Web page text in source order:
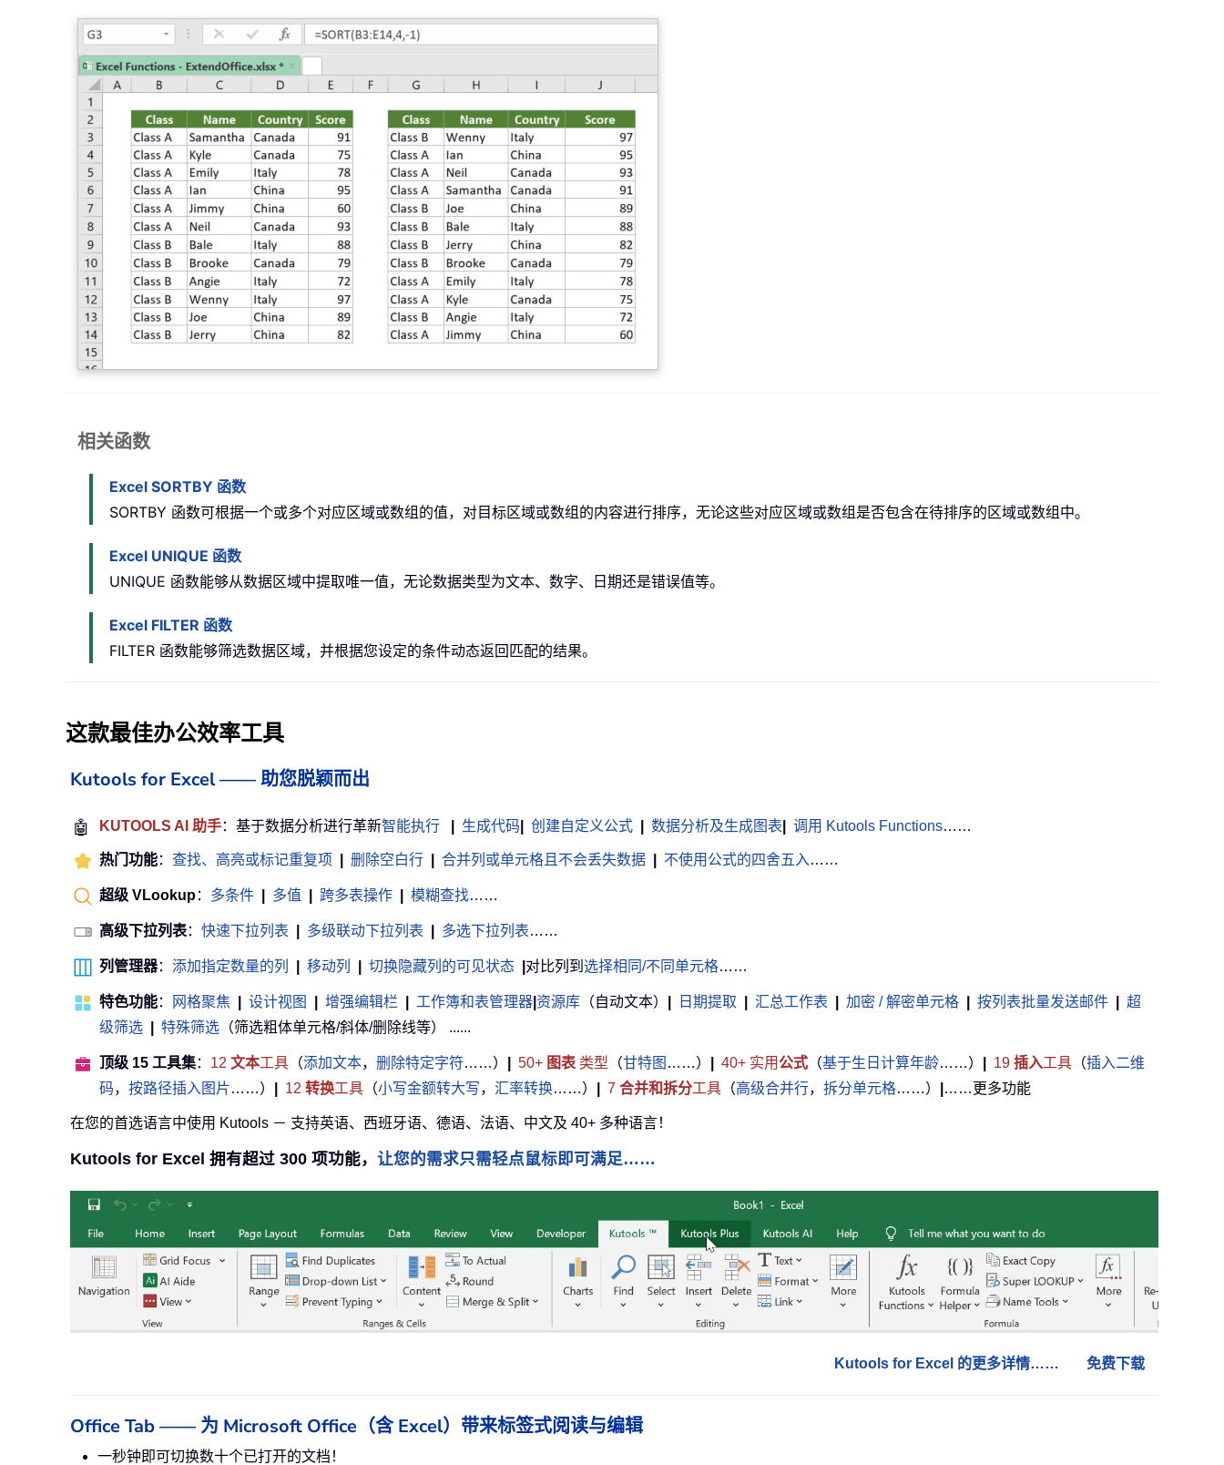
相关函数
Excel SORTBY 函数
SORTBY 函数可根据一个或多个对应区域或数组的值，对目标区域或数组的内容进行排序，无论这些对应区域或数组是否包含在待排序的区域或数组中。
Excel UNIQUE 函数
UNIQUE 函数能够从数据区域中提取唯一值，无论数据类型为文本、数字、日期还是错误值等。
Excel FILTER 函数
FILTER 函数能够筛选数据区域，并根据您设定的条件动态返回匹配的结果。
这款最佳办公效率工具
Kutools for Excel —— 助您脱颖而出
🤖 KUTOOLS AI 助手：基于数据分析进行革新智能执行 生成代码 创建自定义公式 数据分析及生成图表 调用 Kutools Functions……
热门功能： 查找、高亮或标记重复项 删除空白行 合并列或单元格且不会丢失数据 不使用公式的四舍五入 ……
超级 VLookup： 多条件 多值 跨多表操作 模糊查找……
高级下拉列表： 快速下拉列表 多级联动下拉列表 多选下拉列表……
列管理器： 添加指定数量的列 移动列 切换隐藏列的可见状态 对比列到 选择相同/不同单元格……
特色功能： 网格聚焦 设计视图 增强编辑栏 工作簿和表管理器 资源库 （自动文本） 日期提取 汇总工作表 加密 / 解密单元格 按列表批量发送邮件
超
级筛选
特殊筛选 （筛选粗体单元格/斜体/删除线等） ......
顶级 15 工具集： 12 文本工具 （添加文本， 删除特定字符……） 50+ 图表 类型 （甘特图 ……） 40+ 实用公式 （基于生日计算年龄……） 19 插入工具 （插入二维
码， 按路径插入图片……） 12 转换工具 （小写金额转大写， 汇率转换……） 7 合并和拆分工具 （高级合并行， 拆分单元格……） ……更多功能
在您的首选语言中使用 Kutools － 支持英语、西班牙语、德语、法语、中文及 40+ 多种语言！
Kutools for Excel 拥有超过 300 项功能， 让您的需求只需轻点鼠标即可满足……
Kutools for Excel 的更多详情…… 免费下载
Office Tab —— 为 Microsoft Office（含 Excel）带来标签式阅读与编辑
一秒钟即可切换数十个已打开的文档！